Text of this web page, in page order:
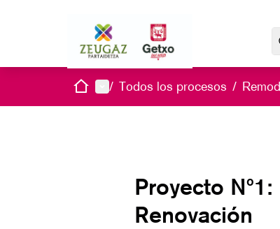
InicioMenú principal
/ Todos los procesos /
Proyecto
Renovación